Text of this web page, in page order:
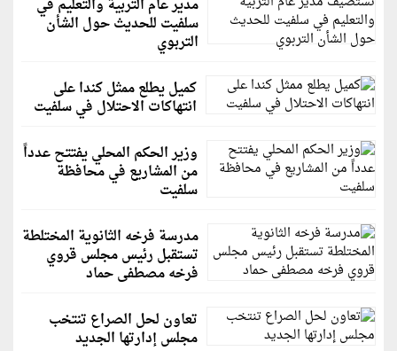
مدير عام التربية والتعليم في
سلفيت للحديث حول الشأن
التربوي
كميل يطلع ممثل كندا على
انتهاكات الاحتلال في سلفيت
وزير الحكم المحلي يفتتح عدداً
من المشاريع في محافظة
سلفيت
مدرسة فرخه الثانوية المختلطة
تستقبل رئيس مجلس قروي
فرخه مصطفى حماد
تعاون لحل الصراع تنتخب
مجلس إدارتها الجديد